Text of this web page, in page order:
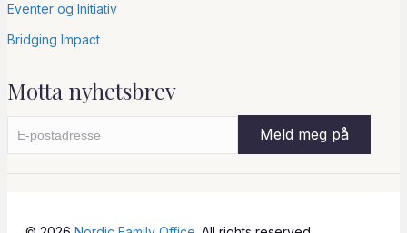
Eventer og Initiativ
Bridging Impact
Motta nyhetsbrev